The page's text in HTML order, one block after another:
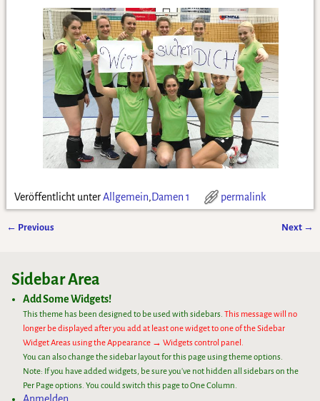
Veröffentlicht unter Allgemein,Damen 1 permalink
← Previous Next →
Sidebar Area
Add Some Widgets!
This theme has been designed to be used with sidebars. This message will no
longer be displayed after you add at least one widget to one of the Sidebar
Widget Areas using the Appearance → Widgets control panel.
You can also change the sidebar layout for this page using theme options.
Note: If you have added widgets, be sure you've not hidden all sidebars on the
Per Page options. You could switch this page to One Column.